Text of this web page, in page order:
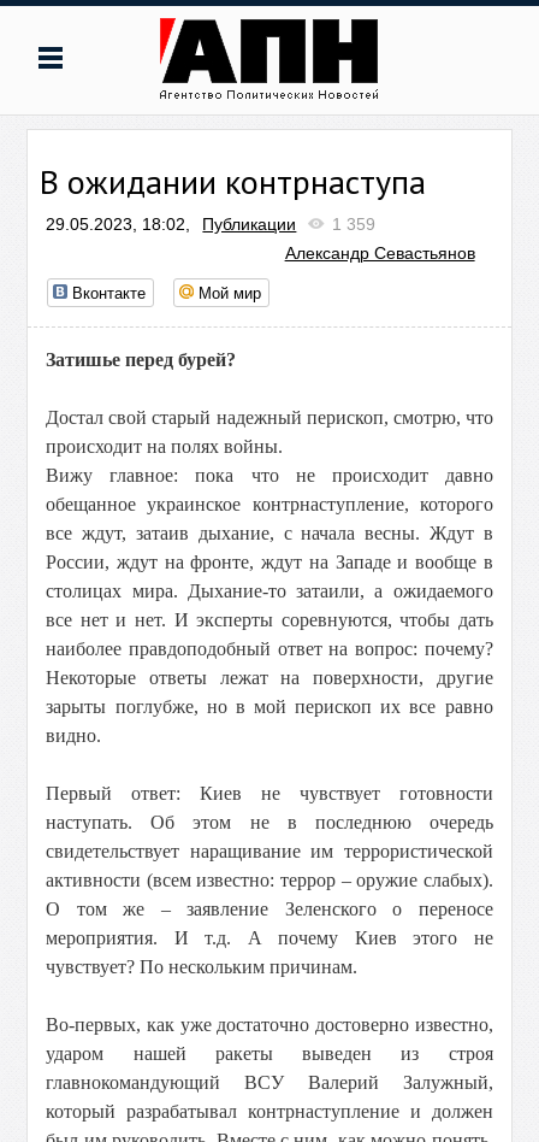
В ожидании контрнаступа
29.05.2023, 18:02, Публикации
1 359
Александр Севастьянов
Вконтакте Мой мир
Затишье перед бурей?
Достал свой старый надежный перископ, смотрю, что
происходит на полях войны.
Вижу главное: пока что не происходит давно
обещанное украинское контрнаступление, которого
все ждут, затаив дыхание, с начала весны. Ждут в
России, ждут на фронте, ждут на Западе и вообще в
столицах мира. Дыхание-то затаили, а ожидаемого
все нет и нет. И эксперты соревнуются, чтобы дать
наиболее правдоподобный ответ на вопрос: почему?
Некоторые ответы лежат на поверхности, другие
зарыты поглубже, но в мой перископ их все равно
видно.
Первый ответ: Киев не чувствует готовности
наступать. Об этом не в последнюю очередь
свидетельствует наращивание им террористической
активности (всем известно: террор – оружие слабых).
О том же – заявление Зеленского о переносе
мероприятия. И т.д. А почему Киев этого не
чувствует? По нескольким причинам.
Во-первых, как уже достаточно достоверно известно,
ударом нашей ракеты выведен из строя
главнокомандующий ВСУ Валерий Залужный,
который разрабатывал контрнаступление и должен